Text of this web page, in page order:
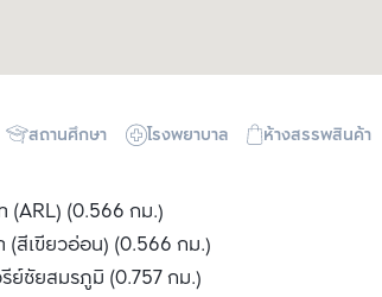
สถานศึกษา โรงพยาบาล ห้างสรรพสินค้า
(ARL) (0.566 กม.)
(สีเขียวอ่อน) (0.566 กม.)
ย์ชัยสมรภูมิ (0.757 กม.)